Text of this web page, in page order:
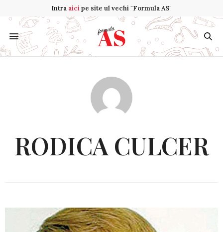
Intra aicipe site ul vechi "Formula AS"
RODICA CULCER